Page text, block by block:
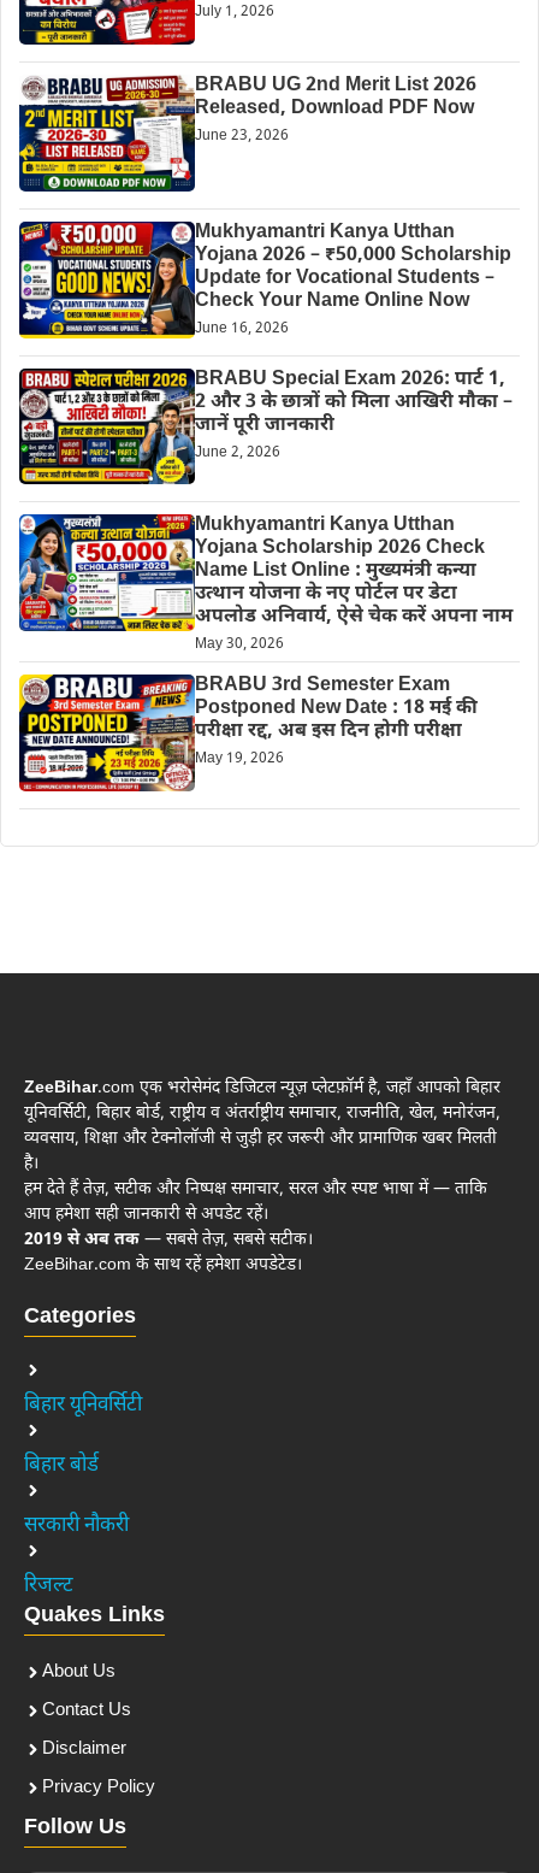
July 1, 2026
BRABU UG 2nd Merit List 2026
Released, Download PDF Now
June 23, 2026
Mukhyamantri Kanya Utthan
Yojana 2026 – ₹50,000 Scholarship
Update for Vocational Students –
Check Your Name Online Now
June 16, 2026
BRABU Special Exam 2026: पार्ट 1,
2 और 3 के छात्रों को मिला आखिरी मौका –
जानें पूरी जानकारी
June 2, 2026
Mukhyamantri Kanya Utthan
Yojana Scholarship 2026 Check
Name List Online : मुख्यमंत्री कन्या
उत्थान योजना के नए पोर्टल पर डेटा
अपलोड अनिवार्य, ऐसे चेक करें अपना नाम
May 30, 2026
BRABU 3rd Semester Exam
Postponed New Date : 18 मई की
परीक्षा रद्द, अब इस दिन होगी परीक्षा
May 19, 2026
ZeeBihar.com एक भरोसेमंद डिजिटल न्यूज़ प्लेटफ़ॉर्म है, जहाँ आपको बिहार
यूनिवर्सिटी, बिहार बोर्ड, राष्ट्रीय व अंतर्राष्ट्रीय समाचार, राजनीति, खेल, मनोरंजन,
व्यवसाय, शिक्षा और टेक्नोलॉजी से जुड़ी हर जरूरी और प्रामाणिक खबर मिलती
है।
हम देते हैं तेज़, सटीक और निष्पक्ष समाचार, सरल और स्पष्ट भाषा में — ताकि
आप हमेशा सही जानकारी से अपडेट रहें।
2019 से अब तक — सबसे तेज़, सबसे सटीक।
ZeeBihar.com के साथ रहें हमेशा अपडेटेड।
Categories
बिहार यूनिवर्सिटी
बिहार बोर्ड
सरकारी नौकरी
रिजल्ट
Quakes Links
About Us
Contact Us
Disclaimer
Privacy Policy
Follow Us